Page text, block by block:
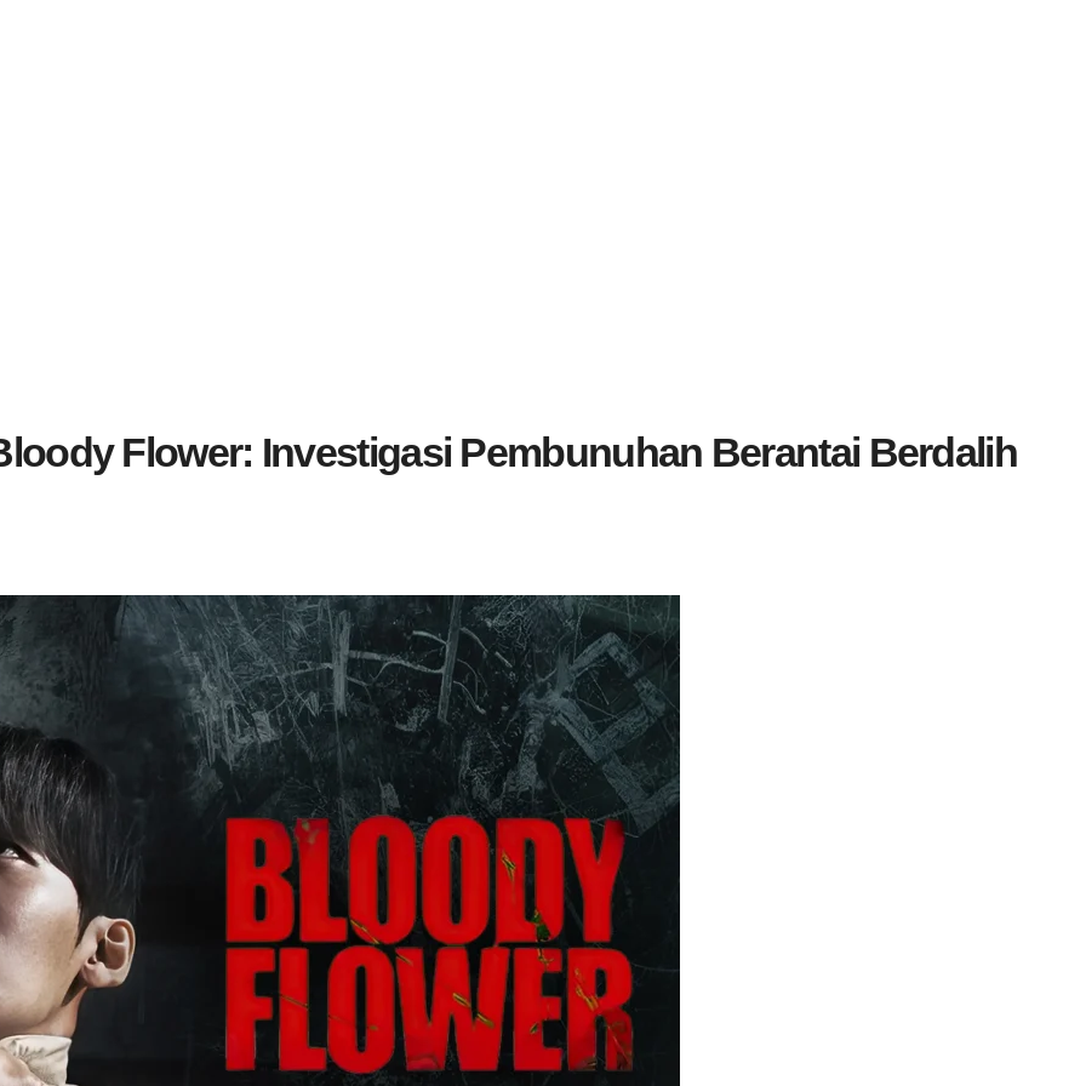
Flower: Investigasi Pembunuhan Berantai Berdalih